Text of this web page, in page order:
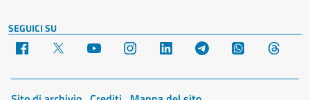
SEGUICI SU
Facebook YouTube Instagram LinkedIn Telegram WhatsApp